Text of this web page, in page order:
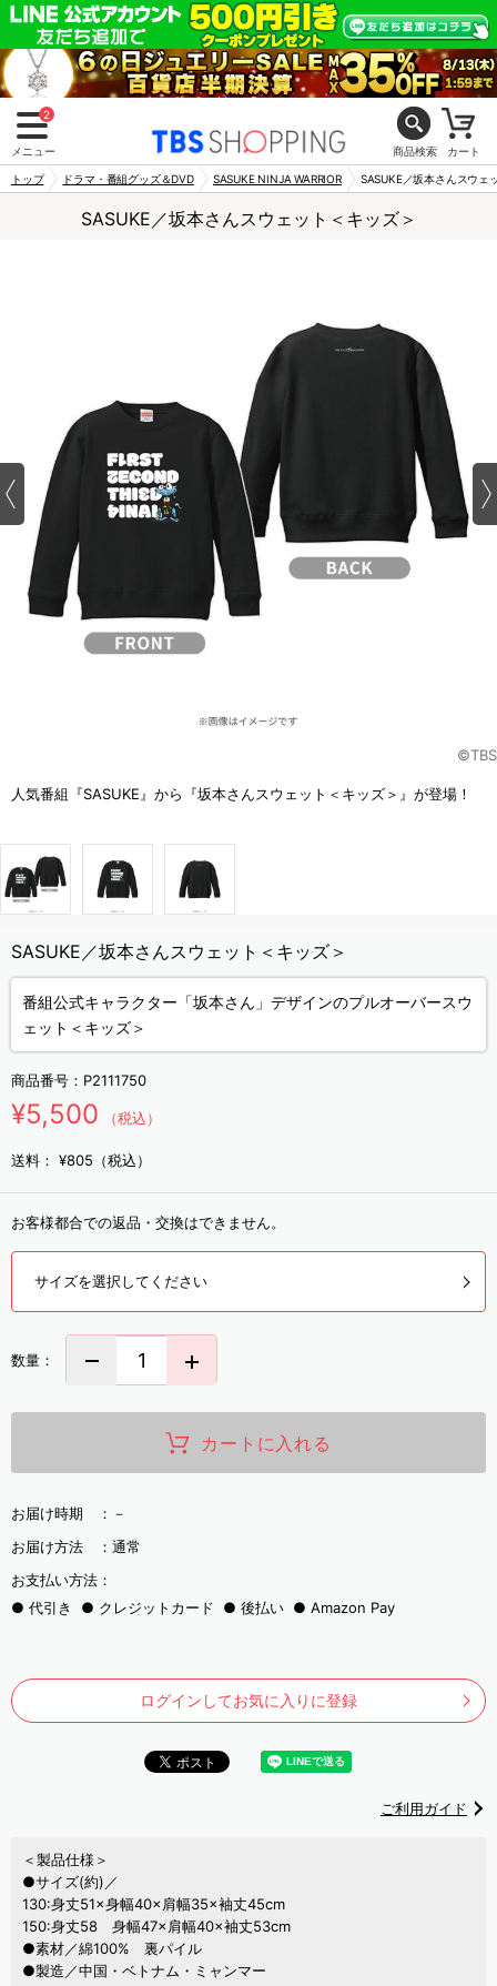
2
メニュー 商品検索 カート
トップ ドラマ・番組グッズ＆DVD SASUKE NINJA WARRIOR SASUKE／坂本さんスウェ
SASUKE／坂本さんスウェット＜キッズ＞
©TBS
人気番組『SASUKE』から『坂本さんスウェット＜キッズ＞』が登場！
SASUKE／坂本さんスウェット＜キッズ＞
番組公式キャラクター「坂本さん」デザインのプルオーバースウ
ェット＜キッズ＞
商品番号： P2111750
¥5,500 （税込）
送料： ¥805（税込）
お客様都合での返品・交換はできません。
サイズを選択してください
数量：
カートに入れる
お届け時期 ： －
お届け方法 ： 通常
お支払い方法：
代引き
クレジットカード 後払い Amazon Pay
ログインしてお気に入りに登録
ご利用ガイド
＜製品仕様＞
●サイズ(約)／
130:身丈51×身幅40×肩幅35×袖丈45cm
150:身丈58 身幅47×肩幅40×袖丈53cm
●素材／綿100% 裏パイル
●製造／中国・ベトナム・ミャンマー